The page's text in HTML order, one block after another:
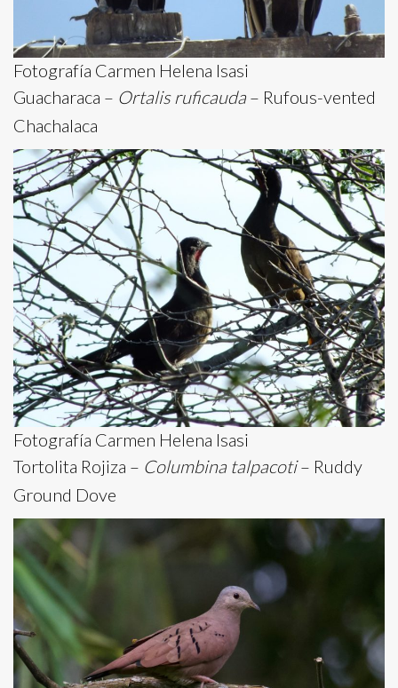
Fotografía Carmen Helena Isasi
Guacharaca – Ortalis ruficauda – Rufous-vented
Chachalaca
Fotografía Carmen Helena Isasi
Tortolita Rojiza – Columbina talpacoti– Ruddy
Ground Dove